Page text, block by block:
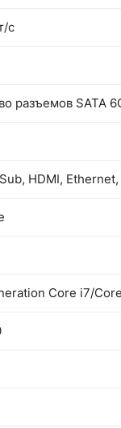
с
разъемов SATA
HDMI,
Core i7/